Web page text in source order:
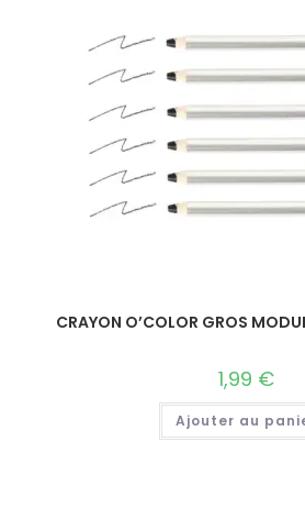
CRAYON O’COLOR GROS
1,99 €
Ajouter au